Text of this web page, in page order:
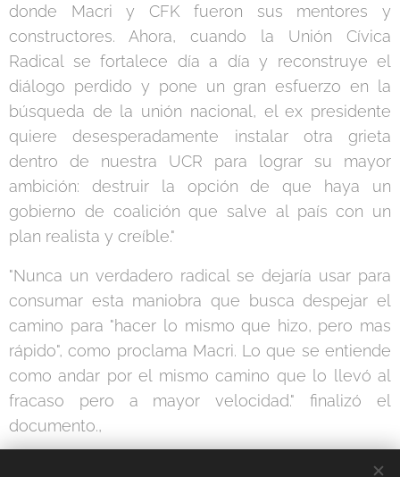
donde Macri y CFK fueron sus mentores y
constructores. Ahora, cuando la Unión Cívica
Radical se fortalece día a día y reconstruye el
diálogo perdido y pone un gran esfuerzo en la
búsqueda de la unión nacional, el ex presidente
quiere desesperadamente instalar otra grieta
dentro de nuestra UCR para lograr su mayor
ambición: destruir la opción de que haya un
gobierno de coalición que salve al país con un
plan realista y creíble."
"Nunca un verdadero radical se dejaría usar para
consumar esta maniobra que busca despejar el
camino para "hacer lo mismo que hizo, pero mas
rápido", como proclama Macri. Lo que se entiende
como andar por el mismo camino que lo llevó al
fracaso pero a mayor velocidad." finalizó el
documento.,